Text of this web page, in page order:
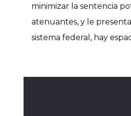
minimizar la sentencia
atenuantes, y le
sistema federal, hay